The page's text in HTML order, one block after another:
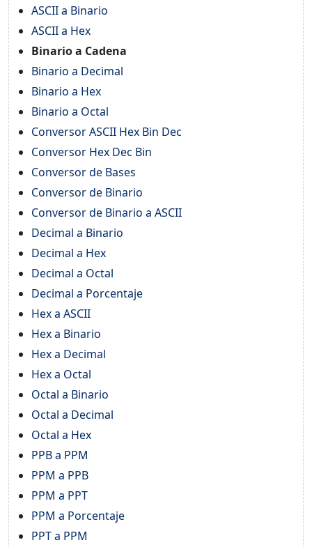
ASCII a Binario
ASCII a Hex
Binario a Cadena
Binario a Decimal
Binario a Hex
Binario a Octal
Conversor ASCII Hex Bin Dec
Conversor Hex Dec Bin
Conversor de Bases
Conversor de Binario
Conversor de Binario a ASCII
Decimal a Binario
Decimal a Hex
Decimal a Octal
Decimal a Porcentaje
Hex a ASCII
Hex a Binario
Hex a Decimal
Hex a Octal
Octal a Binario
Octal a Decimal
Octal a Hex
PPB a PPM
PPM a PPB
PPM a PPT
PPM a Porcentaje
PPT a PPM